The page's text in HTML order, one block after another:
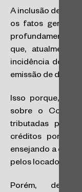
A inclusão de
os fatos
profundamente a
que,
incidência do
emissão de
Isso porque,
sobre o
tributadas pelos
créditos por
ensejando a
pelos locadores.
Porém,